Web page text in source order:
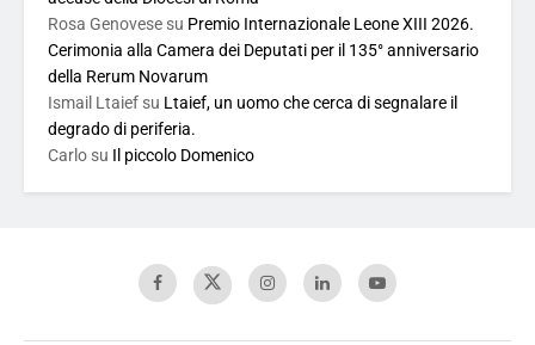
Rosa Genovese su Premio Internazionale Leone XIII 2026.
Cerimonia alla Camera dei Deputati per il 135° anniversario
della Rerum Novarum
Ismail Ltaief su Ltaief, un uomo che cerca di segnalare il
degrado di periferia.
Carlo su Il piccolo Domenico